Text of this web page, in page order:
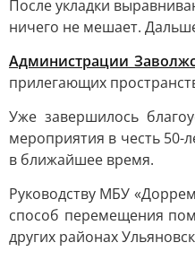
После укладки
ничего не мешает.
Администрации
прилегающих
Уже завершилось
мероприятия в честь 50-
в ближайшее время.
Руководству МБУ
способ перемещения
других районах